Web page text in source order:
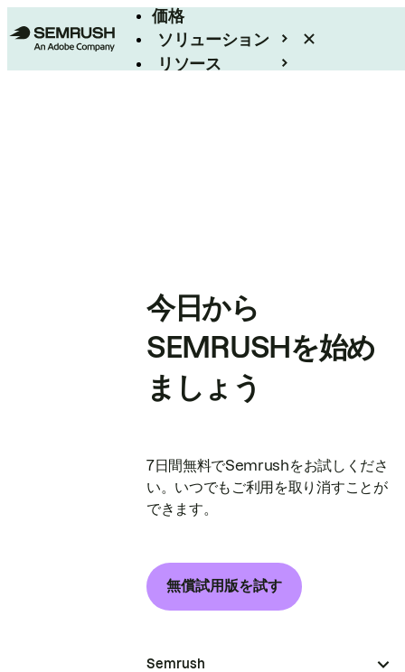
価格
ソリューション
リソース
今日から
SEMRUSHを始め
ましょう
7日間無料でSemrushをお試しくださ
い。いつでもご利用を取り消すことが
できます。
無償試用版を試す
Semrush